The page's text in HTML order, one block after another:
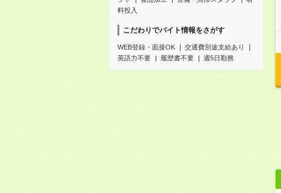
料投入
こだわりでバイト情報をさがす
WEB登録・面接OK
交通費別途支給あり
英語力不要
履歴書不要 週5日勤務